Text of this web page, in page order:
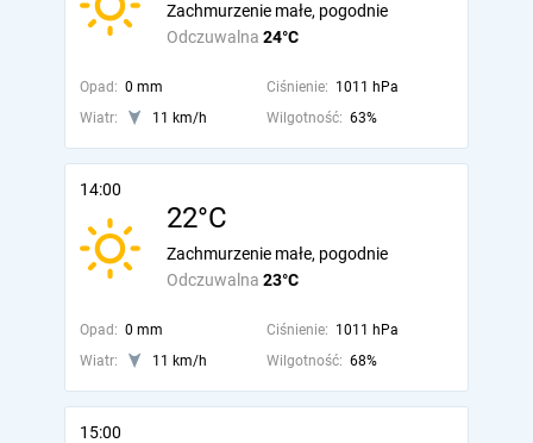
Odczuwalna 24°C
Zachmurzenie małe, pogodnie
Opad: 0 mm Ciśnienie: 1011 hPa
Wiatr:
11 km/h Wilgotność: 63%
14:00
22°C
Odczuwalna 23°C
Zachmurzenie małe, pogodnie
Opad: 0 mm Ciśnienie: 1011 hPa
Wiatr:
11 km/h Wilgotność: 68%
15:00